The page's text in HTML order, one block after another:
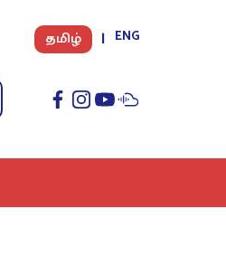
தமிழ் ENG